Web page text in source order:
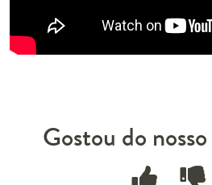
Gostou do